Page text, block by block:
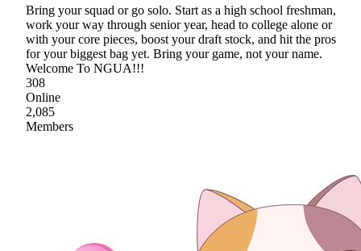
Bring your squad or go solo. Start as a high school freshman,
work your way through senior year, head to college alone or
with your core pieces, boost your draft stock, and hit the pros
for your biggest bag yet. Bring your game, not your name.
Welcome To NGUA!!!
308
Online
2,085
Members